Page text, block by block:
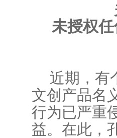
未授权
近期，有
文创产品名
行为已严重
益。在此，